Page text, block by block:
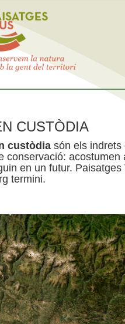
CUSTÒDIA
custòdia són els indrets
conservació:
en un futur.
termini.